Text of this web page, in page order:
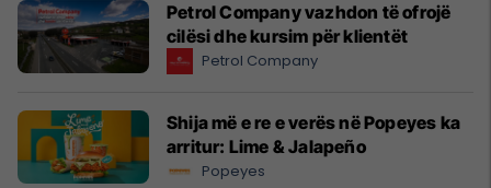
Petrol Company vazhdon të ofrojë
cilësi dhe kursim për klientët
Petrol Company
Shija më e re e verës në Popeyes ka
arritur: Lime & Jalapeño
Popeyes